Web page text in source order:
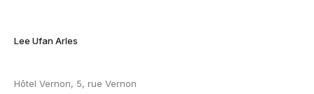
Lee Ufan Arles
Hôtel Vernon, 5, rue Vernon